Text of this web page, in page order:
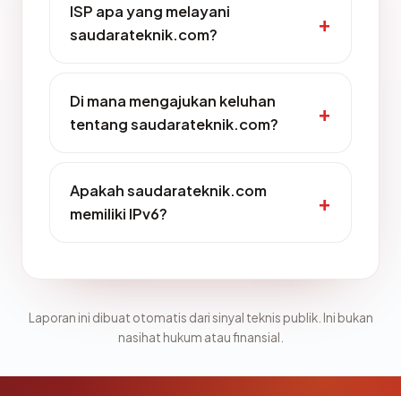
ISP apa yang melayani
saudarateknik.com?
Di mana mengajukan keluhan
tentang saudarateknik.com?
Apakah saudarateknik.com
memiliki IPv6?
Laporan ini dibuat otomatis dari sinyal teknis publik. Ini bukan
nasihat hukum atau finansial.